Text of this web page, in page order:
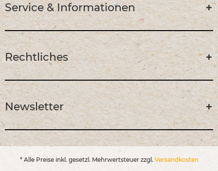
Service & Informationen
Rechtliches
Newsletter
* Alle Preise inkl. gesetzl. Mehrwertsteuer zzgl. Versandkosten